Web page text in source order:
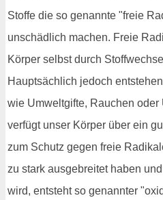
Stoffe die so genannte "freie
unschädlich machen. Freie
Körper selbst durch
Hauptsächlich jedoch
wie Umweltgifte, Rauchen oder
verfügt unser Körper über ein
zum Schutz gegen freie
zu stark ausgebreitet haben
wird, entsteht so genannter